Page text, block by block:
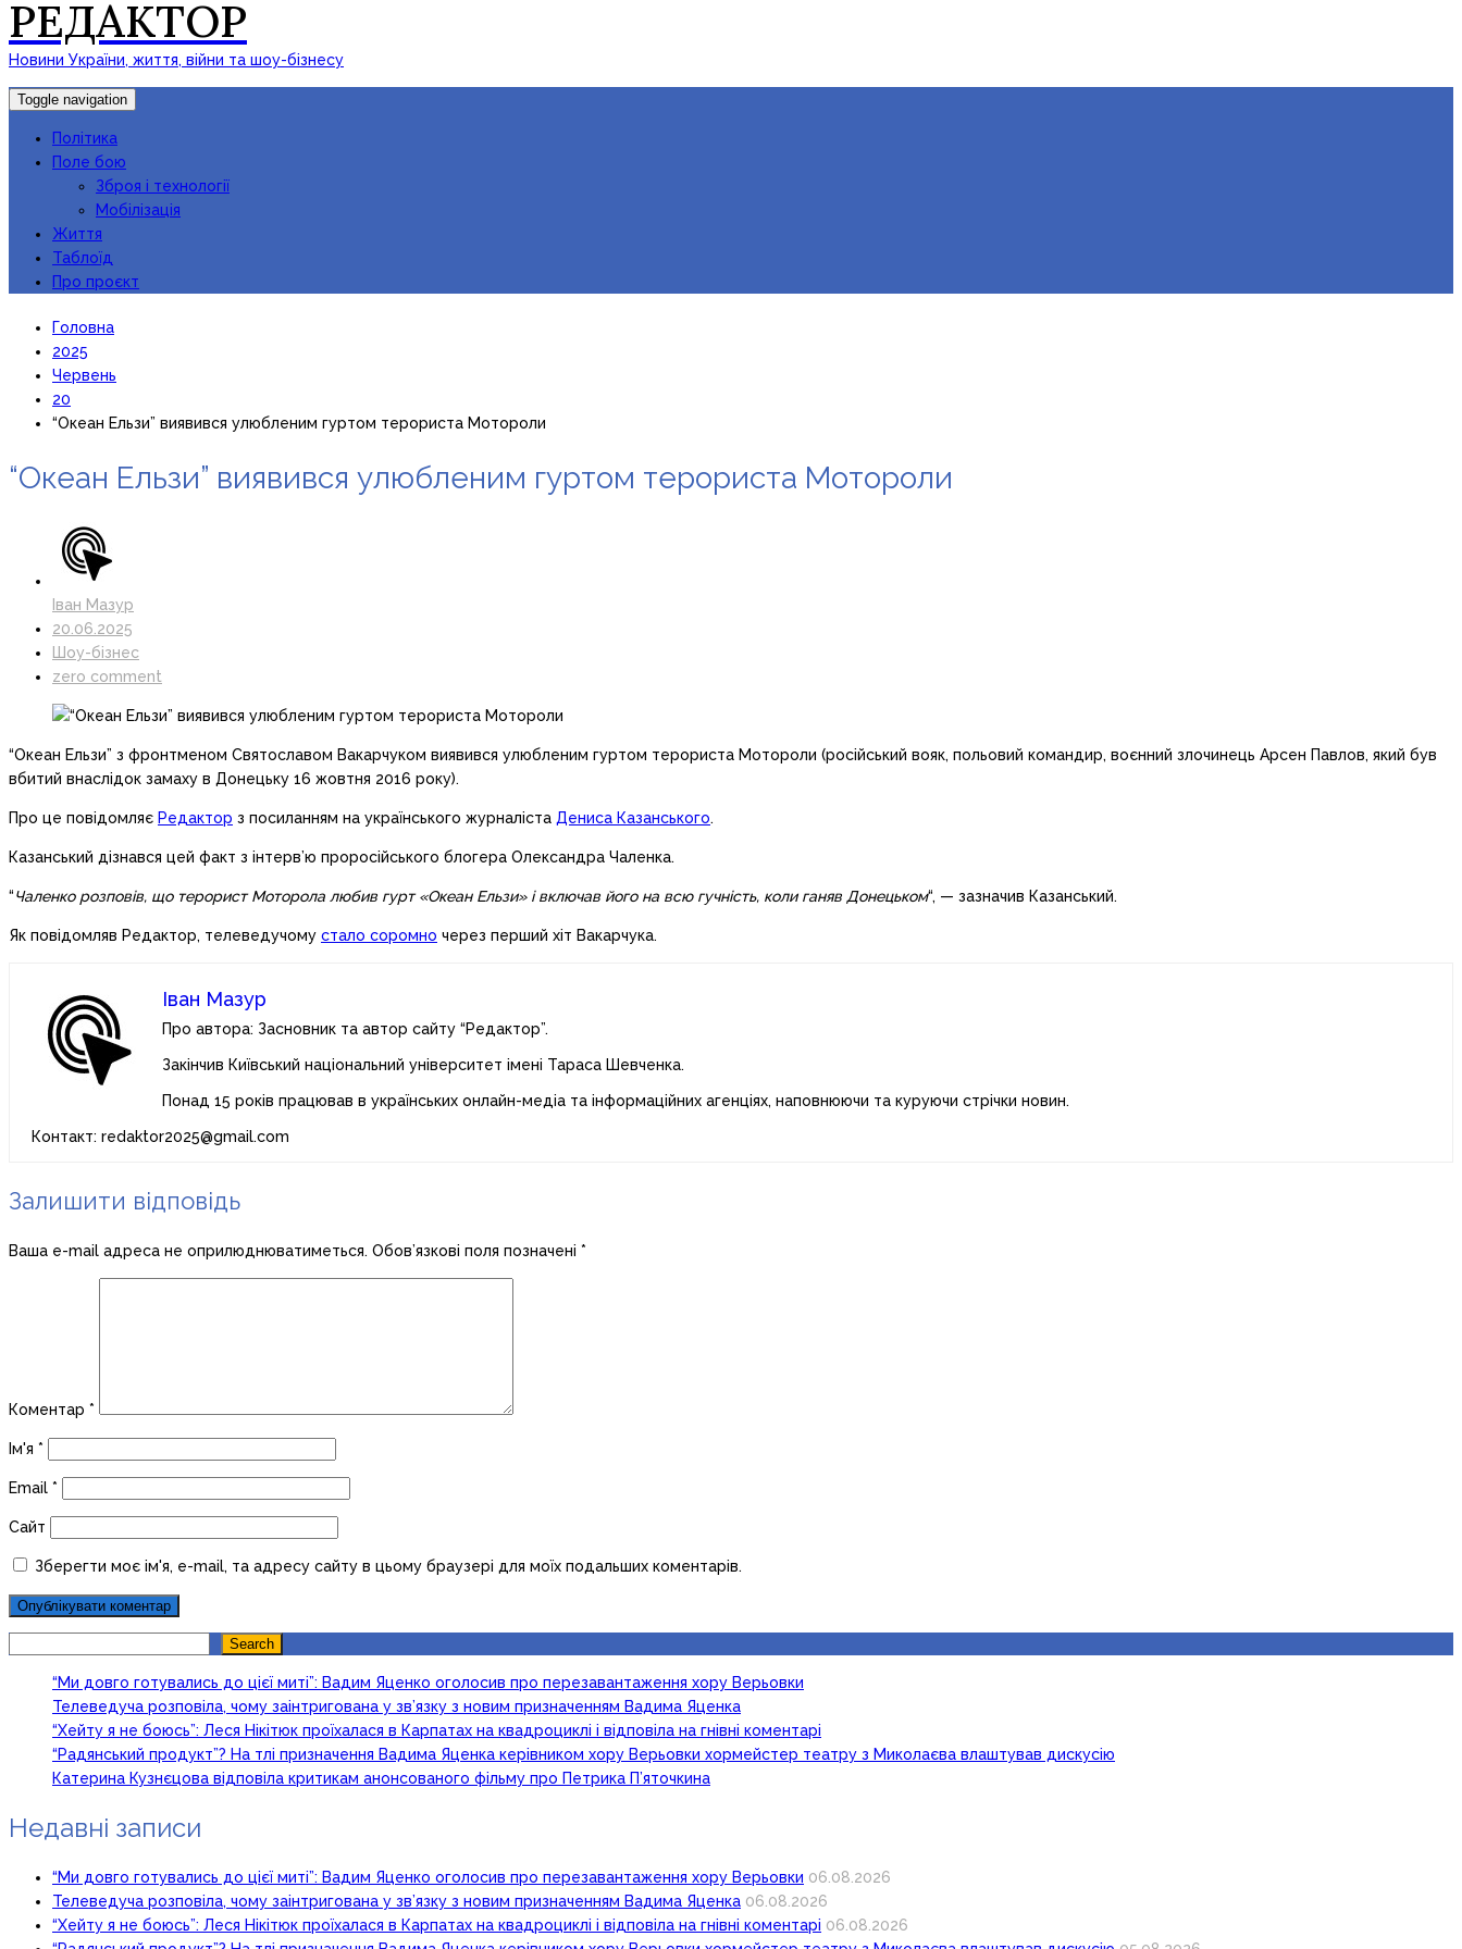
РЕДАКТОР
Новини України, життя, війни та шоу-бізнесу
Toggle navigation
Політика
Поле бою
Зброя і технології
Мобілізація
Життя
Таблоїд
Про проєкт
Головна
2025
Червень
20
“Океан Ельзи” виявився улюбленим гуртом терориста Мотороли
“Океан Ельзи” виявився улюбленим гуртом терориста Мотороли
Іван Мазур
20.06.2025
Шоу-бізнес
zero comment
“Океан Ельзи” з фронтменом Святославом Вакарчуком виявився улюбленим гуртом терориста Мотороли (російський вояк, польовий командир, воєнний злочинець Арсен Павлов, який був
вбитий внаслідок замаху в Донецьку 16 жовтня 2016 року).
Про це повідомляє Редактор з посиланням на українського журналіста Дениса Казанського.
Казанський дізнався цей факт з інтерв’ю проросійського блогера Олександра Чаленка.
“Чаленко розповів, що терорист Моторола любив гурт «Океан Ельзи» і включав його на всю гучність, коли ганяв Донецьком“, — зазначив Казанський.
Як повідомляв Редактор, телеведучому стало соромно через перший хіт Вакарчука.
Іван Мазур
Про автора: Засновник та автор сайту “Редактор”.
Закінчив Київський національний університет імені Тараса Шевченка.
Понад 15 років працював в українських онлайн-медіа та інформаційних агенціях, наповнюючи та куруючи стрічки новин.
Контакт: redaktor2025@gmail.com
Залишити відповідь
Ваша e-mail адреса не оприлюднюватиметься. Обов’язкові поля позначені *
Коментар *
Ім'я *
Email *
Сайт
Зберегти моє ім'я, e-mail, та адресу сайту в цьому браузері для моїх подальших коментарів.
Search
“Ми довго готувались до цієї миті”: Вадим Яценко оголосив про перезавантаження хору Верьовки
Телеведуча розповіла, чому заінтригована у зв’язку з новим призначенням Вадима Яценка
“Хейту я не боюсь”: Леся Нікітюк проїхалася в Карпатах на квадроциклі і відповіла на гнівні коментарі
“Радянський продукт”? На тлі призначення Вадима Яценка керівником хору Верьовки хормейстер театру з Миколаєва влаштував дискусію
Катерина Кузнєцова відповіла критикам анонсованого фільму про Петрика П’яточкина
Недавні записи
“Ми довго готувались до цієї миті”: Вадим Яценко оголосив про перезавантаження хору Верьовки 06.08.2026
Телеведуча розповіла, чому заінтригована у зв’язку з новим призначенням Вадима Яценка 06.08.2026
“Хейту я не боюсь”: Леся Нікітюк проїхалася в Карпатах на квадроциклі і відповіла на гнівні коментарі 06.08.2026